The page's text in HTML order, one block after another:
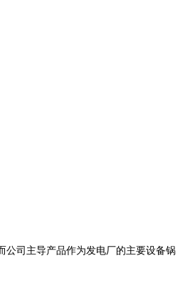
公司主导产品作为发电厂的主要设备锅